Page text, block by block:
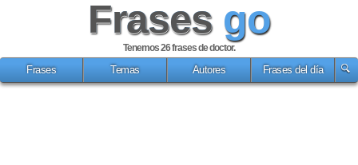
Frases go
Tenemos 26frases de doctor.
Frases
Temas Autores Frases del día